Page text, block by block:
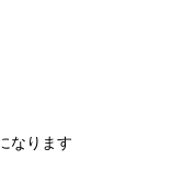
なります